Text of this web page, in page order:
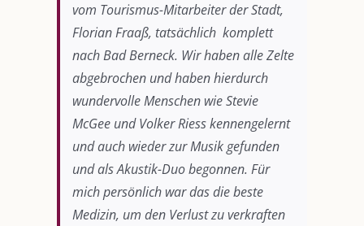
vom Tourismus-Mitarbeiter der Stadt,
Florian Fraaß, tatsächlich komplett
nach Bad Berneck. Wir haben alle Zelte
abgebrochen und haben hierdurch
wundervolle Menschen wie Stevie
McGee und Volker Riess kennengelernt
und auch wieder zur Musik gefunden
und als Akustik-Duo begonnen. Für
mich persönlich war das die beste
Medizin, um den Verlust zu verkraften